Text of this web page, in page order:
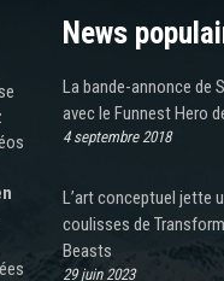
News
La bande-annonce de
avec le Funnest Hero
4 septembre 2018
L’art conceptuel jette
coulisses de
Beasts
29 juin 2023